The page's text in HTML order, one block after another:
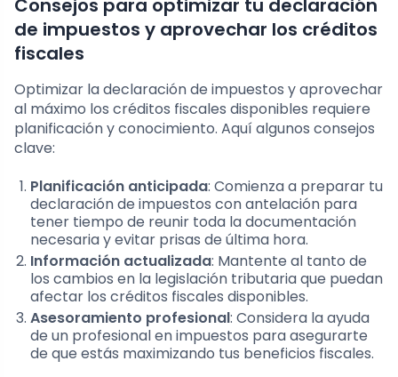
Consejos para optimizar tu declaración
de impuestos y aprovechar los créditos
fiscales
Optimizar la declaración de impuestos y aprovechar
al máximo los créditos fiscales disponibles requiere
planificación y conocimiento. Aquí algunos consejos
clave:
Planificación anticipada: Comienza a preparar tu
declaración de impuestos con antelación para
tener tiempo de reunir toda la documentación
necesaria y evitar prisas de última hora.
Información actualizada: Mantente al tanto de
los cambios en la legislación tributaria que puedan
afectar los créditos fiscales disponibles.
Asesoramiento profesional: Considera la ayuda
de un profesional en impuestos para asegurarte
de que estás maximizando tus beneficios fiscales.